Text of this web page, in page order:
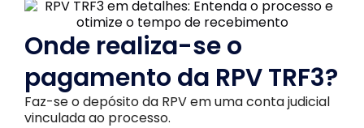
Onde realiza-se o
pagamento da RPV TRF3?
Faz-se o depósito da RPV em uma conta judicial
vinculada ao processo.